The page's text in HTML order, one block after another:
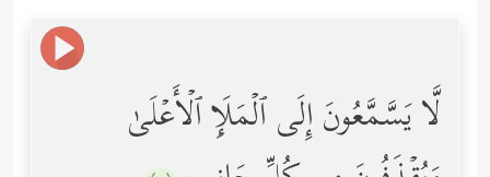
لَّا یَسَّمَّعُونَ إِلَى ٱلۡمَلَإِ ٱلۡأَعۡلَىٰ